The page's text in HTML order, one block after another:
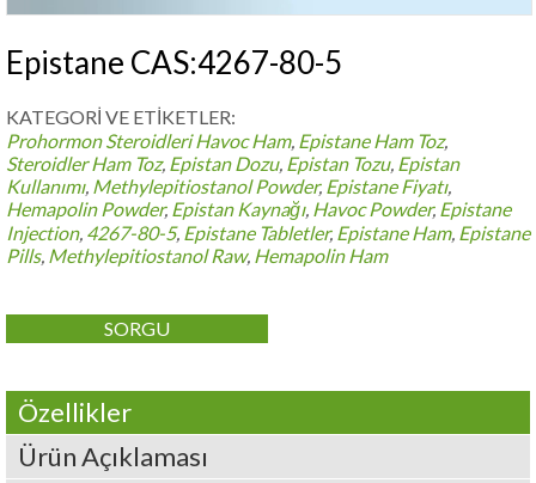
Epistane CAS:4267-80-5
KATEGORİ VE ETİKETLER:
Prohormon Steroidleri Havoc Ham, Epistane Ham Toz,
Steroidler Ham Toz, Epistan Dozu, Epistan Tozu, Epistan
Kullanımı, Methylepitiostanol Powder, Epistane Fiyatı,
Hemapolin Powder, Epistan Kaynağı, Havoc Powder, Epistane
Injection, 4267-80-5, Epistane Tabletler, Epistane Ham, Epistane
Pills, Methylepitiostanol Raw, Hemapolin Ham
SORGU
Özellikler
Ürün Açıklaması